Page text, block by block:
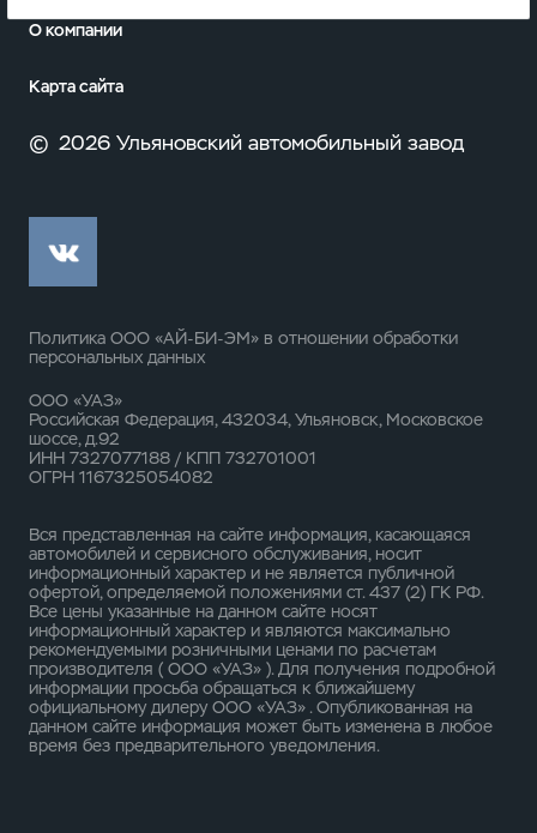
О компании
Карта сайта
© 2026 Ульяновский автомобильный завод
Политика ООО «АЙ-БИ-ЭМ» в отношении обработки
персональных данных
ООО «УАЗ»
Российская Федерация, 432034, Ульяновск, Московское
шоссе, д.92
ИНН 7327077188 / КПП 732701001
ОГРН 1167325054082
Вся представленная на сайте информация, касающаяся
автомобилей и сервисного обслуживания, носит
информационный характер и не является публичной
офертой, определяемой положениями ст. 437 (2) ГК РФ.
Все цены указанные на данном сайте носят
информационный характер и являются максимально
рекомендуемыми розничными ценами по расчетам
производителя ( ООО «УАЗ» ). Для получения подробной
информации просьба обращаться к ближайшему
официальному дилеру ООО «УАЗ» . Опубликованная на
данном сайте информация может быть изменена в любое
время без предварительного уведомления.